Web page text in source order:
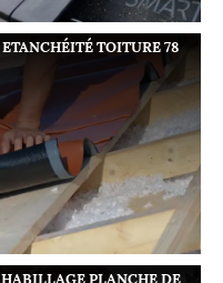
ETANCHÉITÉ TOITURE 78
HABILLAGE PLANCHE DE